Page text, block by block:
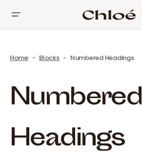
Home Blocks Numbered Headings
Numbered
Headings